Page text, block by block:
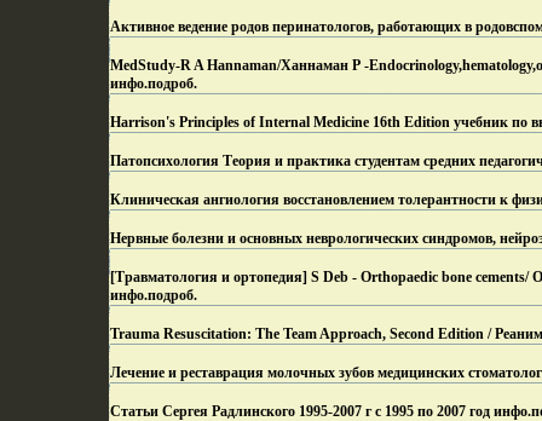
Активное ведение родов перинатологов, работающих в
MedStudy-R A Hannaman/Ханнаман Р -
инфо.подроб.
Harrison's Principles of Internal Medicine 16th Edition учебник по
Патопсихология Теория и практика студентам средних
Клиническая ангиология восстановлением толерантности к
Нервные болезни и основных неврологических синдромов,
[Травматология и ортопедия] S Deb - Orthopaedic bone
инфо.подроб.
Trauma Resuscitation: The Team Approach, Second Edition /
Лечение и реставрация молочных зубов медицинских
Статьи Сергея Радлинского 1995-2007 г с 1995 по 2007 год инфо.